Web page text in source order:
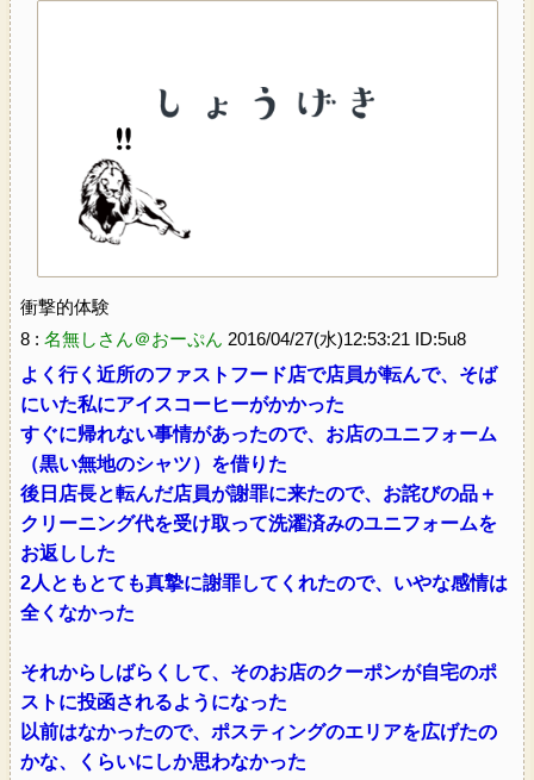
衝撃的体験
8 : 名無しさん＠おーぷん 2016/04/27(水)12:53:21 ID:5u8
よく行く近所のファストフード店で店員が転んで、そば
にいた私にアイスコーヒーがかかった
すぐに帰れない事情があったので、お店のユニフォーム
（黒い無地のシャツ）を借りた
後日店長と転んだ店員が謝罪に来たので、お詫びの品＋
クリーニング代を受け取って洗濯済みのユニフォームを
お返しした
2人ともとても真摯に謝罪してくれたので、いやな感情は
全くなかった
それからしばらくして、そのお店のクーポンが自宅のポ
ストに投函されるようになった
以前はなかったので、ポスティングのエリアを広げたの
かな、くらいにしか思わなかった